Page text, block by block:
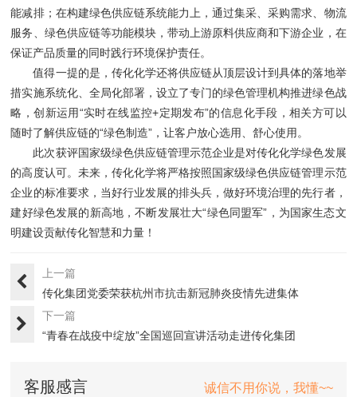
能减排；在构建绿色供应链系统能力上，通过集采、采购需求、物流
服务、绿色供应链等功能模块，带动上游原料供应商和下游企业，在
保证产品质量的同时践行环境保护责任。
值得一提的是，传化化学还将供应链从顶层设计到具体的落地举
措实施系统化、全局化部署，设立了专门的绿色管理机构推进绿色战
略，创新运用“实时在线监控+定期发布”的信息化手段，相关方可以
随时了解供应链的“绿色制造”，让客户放心选用、舒心使用。
此次获评国家级绿色供应链管理示范企业是对传化化学绿色发展
的高度认可。未来，传化化学将严格按照国家级绿色供应链管理示范
企业的标准要求，当好行业发展的排头兵，做好环境治理的先行者，
建好绿色发展的新高地，不断发展壮大“绿色同盟军”，为国家生态文
明建设贡献传化智慧和力量！
上一篇
传化集团党委荣获杭州市抗击新冠肺炎疫情先进集体
下一篇
“青春在战疫中绽放”全国巡回宣讲活动走进传化集团
客服感言 诚信不用你说，我懂~~